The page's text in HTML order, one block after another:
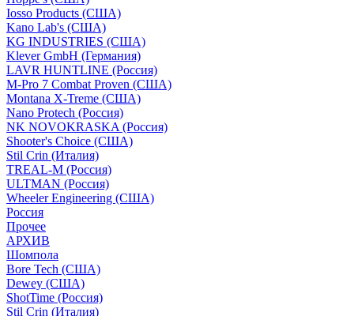
Iosso Products (США)
Kano Lab's (США)
KG INDUSTRIES (США)
Klever GmbH (Германия)
LAVR HUNTLINE (Россия)
M-Pro 7 Combat Proven (СШA)
Montana X-Treme (США)
Nano Protech (Россия)
NK NOVOKRASKA (Россия)
Shooter's Choice (СШA)
Stil Crin (Италия)
TREAL-M (Россия)
ULTMAN (Россия)
Wheeler Engineering (СШA)
Россия
Прочее
АРХИВ
Шомпола
Bore Tech (США)
Dewey (США)
ShotTime (Россия)
Stil Crin (Италия)